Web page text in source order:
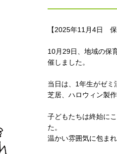
【2025年11月4日 保
10月29日、地域の保
催しました。
当日は、1年生がゼ
芝居、ハロウィン製
子どもたちは終始に
た。
温かい雰囲気に包ま